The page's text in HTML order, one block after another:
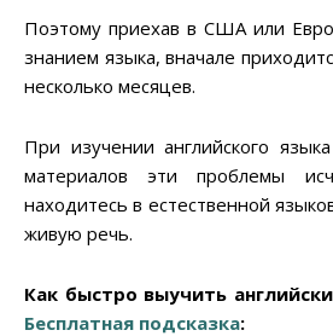
Поэтому приехав в США или
знанием языка, вначале
несколько месяцев.
При изучении английского
материалов эти проблемы
находитесь в естественной
живую речь.
Как быстро выучить
Бесплатная подсказка: